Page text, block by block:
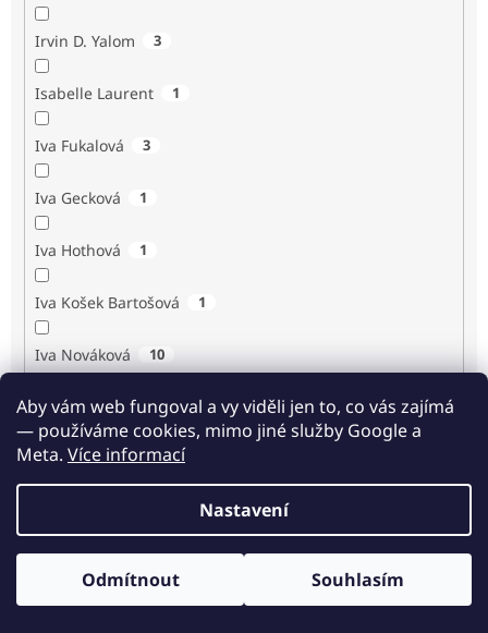
Aby vám web fungoval a vy viděli jen to, co vás zajímá
— používáme cookies, mimo jiné služby Google a
Meta. Více informací
Nastavení
Odmítnout Souhlasím
Irvin D. Yalom 3
Isabelle Laurent 1
Iva Fukalová 3
Iva Gecková 1
Iva Hothová 1
Iva Košek Bartošová 1
Iva Nováková 10
Iva Procházková 1
Ivan Renč 1
Odběr novinek